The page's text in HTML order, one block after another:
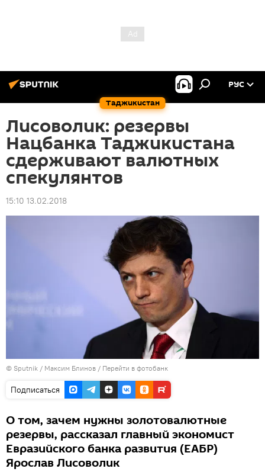
Таджикистан
РУС
Лисоволик: резервы
Нацбанка Таджикистана
сдерживают валютных
спекулянтов
15:10 13.02.2018
© Sputnik / Максим Блинов / Перейти в фотобанк
Подписаться
О том, зачем нужны золотовалютные
резервы, рассказал главный экономист
Евразийского банка развития (ЕАБР)
Ярослав Лисоволик